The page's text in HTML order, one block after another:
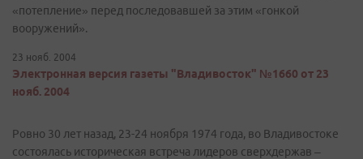
«потепление» перед последовавшей за этим «гонкой
вооружений».
23 нояб. 2004
Электронная версия газеты "Владивосток" №1660 от 23
нояб. 2004
Ровно 30 лет назад, 23-24 ноября 1974 года, во Владивостоке
состоялась историческая встреча лидеров сверхдержав –